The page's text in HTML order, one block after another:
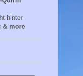
hinter
& more